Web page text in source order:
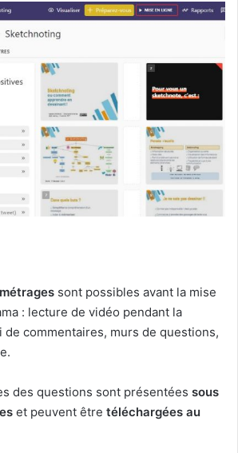
sont possibles avant la mise
: lecture de vidéo pendant la
de commentaires, murs de questions,
des questions sont présentées sous
et peuvent être téléchargées au